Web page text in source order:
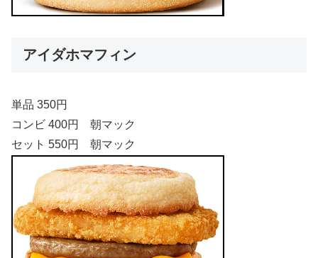
アイダホマフィン
単品 350円
コンビ 400円 朝マック
セット 550円 朝マック